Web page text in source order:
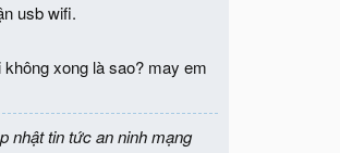
usb wifi.
xong là sao? may em
nhật tin tức an ninh mạng